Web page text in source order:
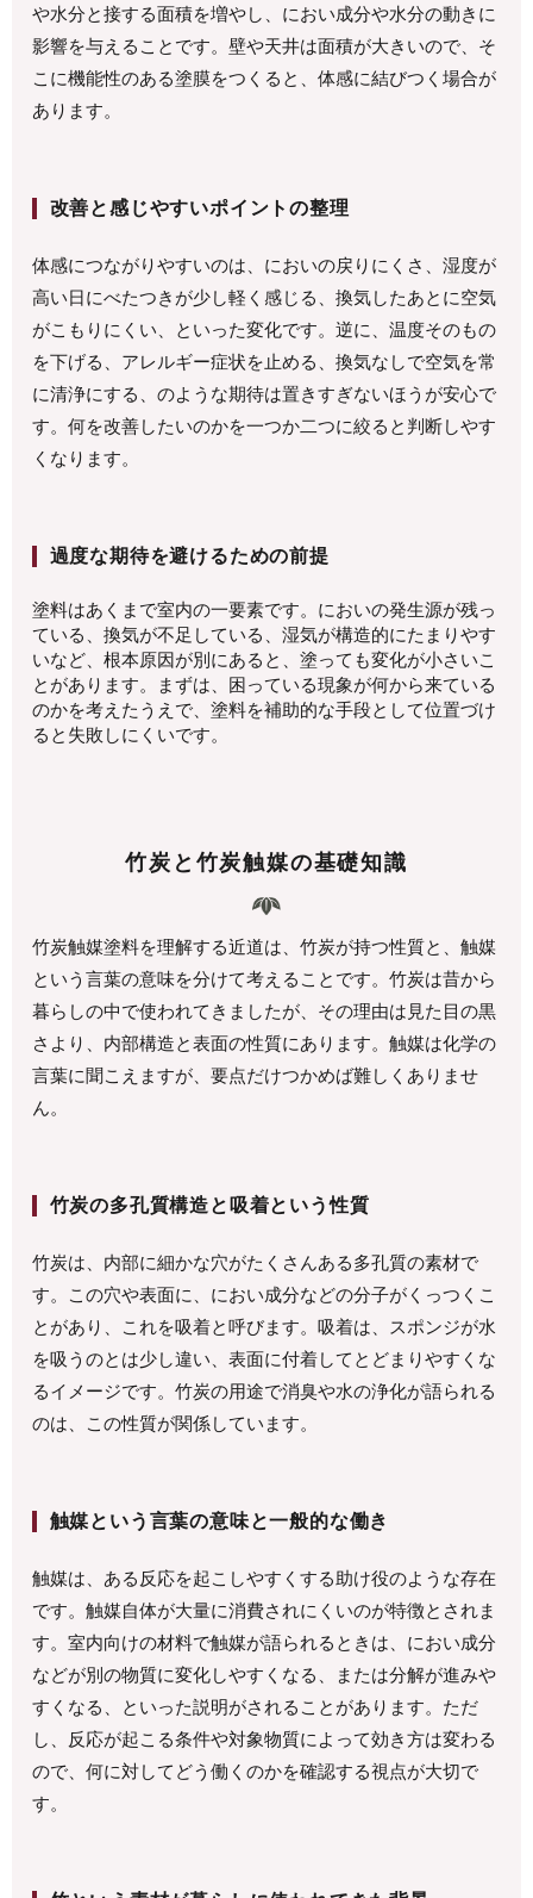
や水分と接する面積を増やし、におい成分や水分の動きに
影響を与えることです。壁や天井は面積が大きいので、そ
こに機能性のある塗膜をつくると、体感に結びつく場合が
あります。
改善と感じやすいポイントの整理
体感につながりやすいのは、においの戻りにくさ、湿度が
高い日にべたつきが少し軽く感じる、換気したあとに空気
がこもりにくい、といった変化です。逆に、温度そのもの
を下げる、アレルギー症状を止める、換気なしで空気を常
に清浄にする、のような期待は置きすぎないほうが安心で
す。何を改善したいのかを一つか二つに絞ると判断しやす
くなります。
過度な期待を避けるための前提
塗料はあくまで室内の一要素です。においの発生源が残っ
ている、換気が不足している、湿気が構造的にたまりやす
いなど、根本原因が別にあると、塗っても変化が小さいこ
とがあります。まずは、困っている現象が何から来ている
のかを考えたうえで、塗料を補助的な手段として位置づけ
ると失敗しにくいです。
竹炭と竹炭触媒の基礎知識
竹炭触媒塗料を理解する近道は、竹炭が持つ性質と、触媒
という言葉の意味を分けて考えることです。竹炭は昔から
暮らしの中で使われてきましたが、その理由は見た目の黒
さより、内部構造と表面の性質にあります。触媒は化学の
言葉に聞こえますが、要点だけつかめば難しくありませ
ん。
竹炭の多孔質構造と吸着という性質
竹炭は、内部に細かな穴がたくさんある多孔質の素材で
す。この穴や表面に、におい成分などの分子がくっつくこ
とがあり、これを吸着と呼びます。吸着は、スポンジが水
を吸うのとは少し違い、表面に付着してとどまりやすくな
るイメージです。竹炭の用途で消臭や水の浄化が語られる
のは、この性質が関係しています。
触媒という言葉の意味と一般的な働き
触媒は、ある反応を起こしやすくする助け役のような存在
です。触媒自体が大量に消費されにくいのが特徴とされま
す。室内向けの材料で触媒が語られるときは、におい成分
などが別の物質に変化しやすくなる、または分解が進みや
すくなる、といった説明がされることがあります。ただ
し、反応が起こる条件や対象物質によって効き方は変わる
ので、何に対してどう働くのかを確認する視点が大切で
す。